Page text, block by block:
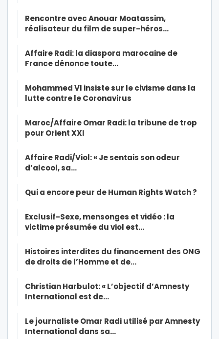
Rencontre avec Anouar Moatassim,
réalisateur du film de super-héros…
Affaire Radi: la diaspora marocaine de
France dénonce toute…
Mohammed VI insiste sur le civisme dans la
lutte contre le Coronavirus
Maroc/Affaire Omar Radi: la tribune de trop
pour Orient XXI
Affaire Radi/Viol: « Je sentais son odeur
d’alcool, sa…
Qui a encore peur de Human Rights Watch ?
Exclusif-Sexe, mensonges et vidéo : la
victime présumée du viol est…
Histoires interdites du financement des ONG
de droits de l’Homme et de…
Christian Harbulot: « L’objectif d’Amnesty
International est de…
Le journaliste Omar Radi utilisé par Amnesty
International dans sa…